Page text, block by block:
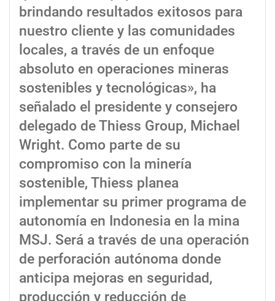
brindando resultados exitosos para
nuestro cliente y las comunidades
locales, a través de un enfoque
absoluto en operaciones mineras
sostenibles y tecnológicas», ha
señalado el presidente y consejero
delegado de Thiess Group, Michael
Wright. Como parte de su
compromiso con la minería
sostenible, Thiess planea
implementar su primer programa de
autonomía en Indonesia en la mina
MSJ. Será a través de una operación
de perforación autónoma donde
anticipa mejoras en seguridad,
producción y reducción de